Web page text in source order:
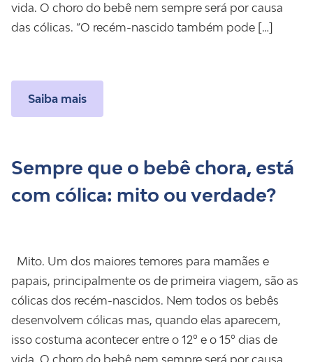
vida. O choro do bebê nem sempre será por causa
das cólicas. “O recém-nascido também pode […]
Saiba mais
Sempre que o bebê chora, está
com cólica: mito ou verdade?
Mito. Um dos maiores temores para mamães e
papais, principalmente os de primeira viagem, são as
cólicas dos recém-nascidos. Nem todos os bebês
desenvolvem cólicas mas, quando elas aparecem,
isso costuma acontecer entre o 12º e o 15º dias de
vida. O choro do bebê nem sempre será por causa